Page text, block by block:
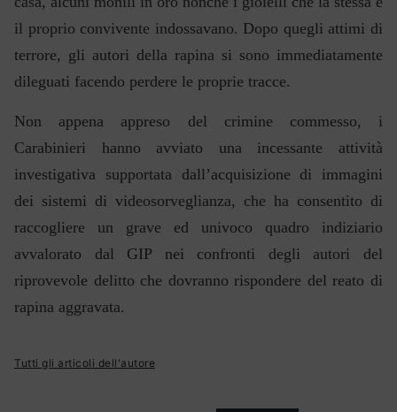
il proprio convivente indossavano. Dopo quegli attimi di
terrore, gli autori della rapina si sono immediatamente
dileguati facendo perdere le proprie tracce.
Non appena appreso del crimine commesso, i
Carabinieri hanno avviato una incessante attività
investigativa supportata dall’acquisizione di immagini
dei sistemi di videosorveglianza, che ha consentito di
raccogliere un grave ed univoco quadro indiziario
avvalorato dal GIP nei confronti degli autori del
riprovevole delitto che dovranno rispondere del reato di
rapina aggravata.
Tutti gli articoli dell'autore